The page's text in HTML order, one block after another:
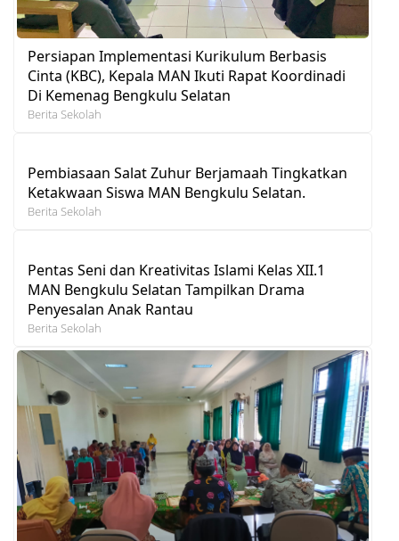
Persiapan Implementasi Kurikulum Berbasis
Cinta (KBC), Kepala MAN Ikuti Rapat Koordinadi
Di Kemenag Bengkulu Selatan
Berita Sekolah
Pembiasaan Salat Zuhur Berjamaah Tingkatkan
Ketakwaan Siswa MAN Bengkulu Selatan.
Berita Sekolah
Pentas Seni dan Kreativitas Islami Kelas XII.1
MAN Bengkulu Selatan Tampilkan Drama
Penyesalan Anak Rantau
Berita Sekolah